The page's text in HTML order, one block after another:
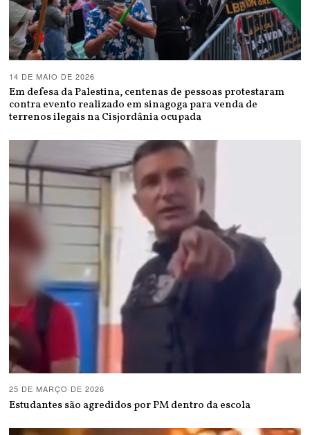
14 DE MAIO DE 2026
Em defesa da Palestina, centenas de pessoas protestaram
contra evento realizado em sinagoga para venda de
terrenos ilegais na Cisjordânia ocupada
25 DE MARÇO DE 2026
Estudantes são agredidos por PM dentro da escola